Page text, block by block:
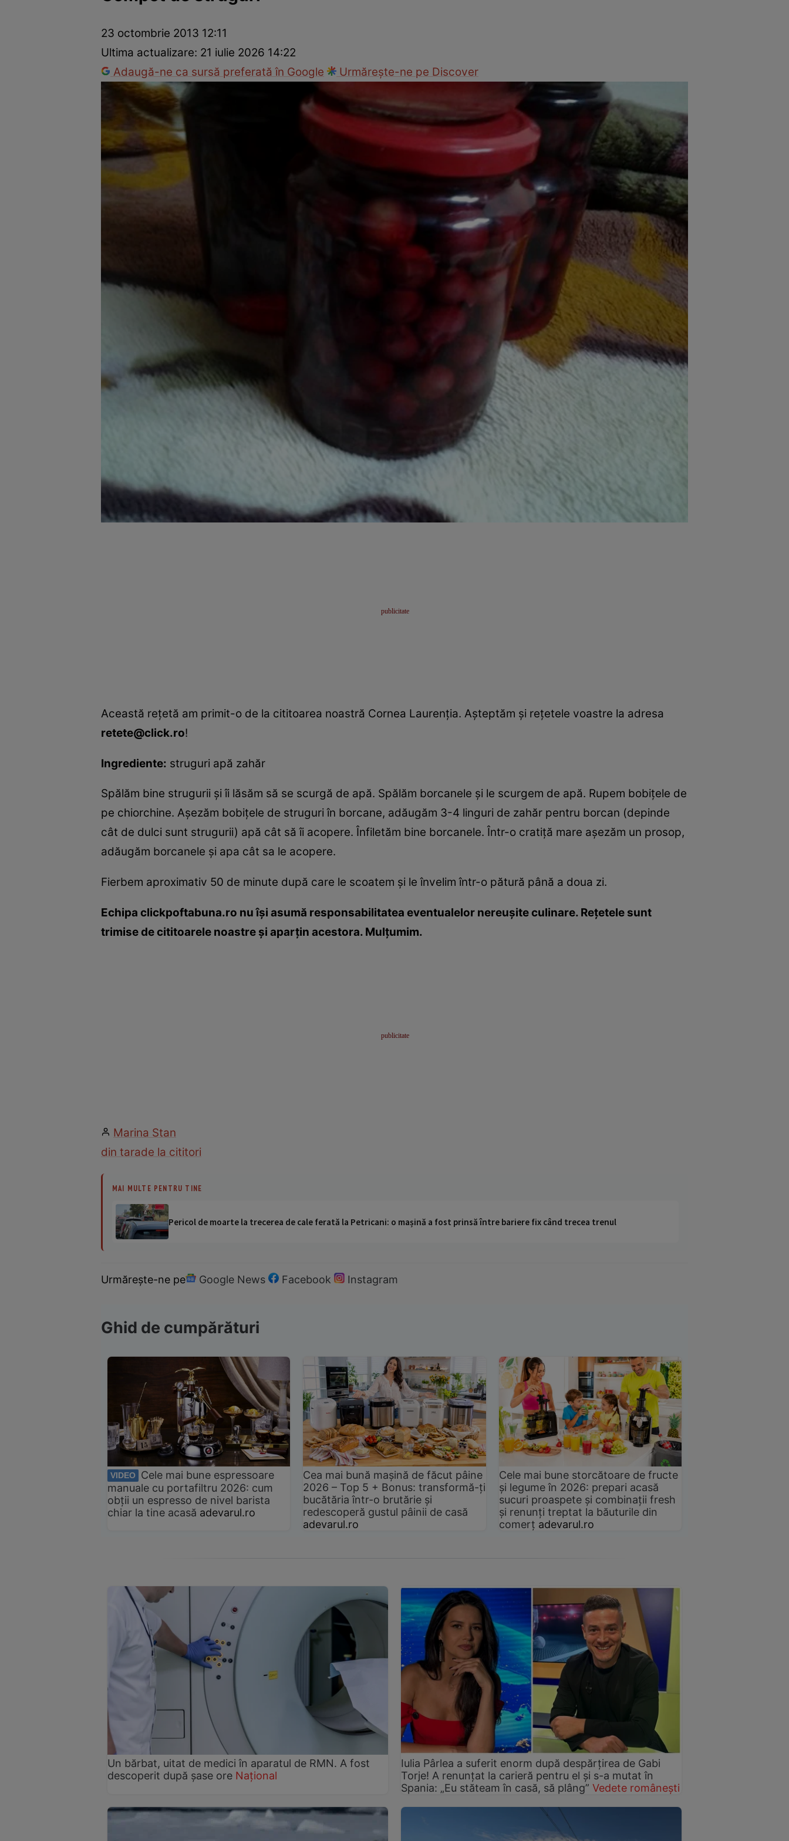
Mâncăruri rapideRețete cu legume
23 octombrie 2013 12:11
Ultima actualizare: 21 iulie 2026 14:22
Adaugă-ne ca sursă preferată în Google
Urmărește-ne pe Discover
Această reţetă am primit-o de la cititoarea noastră Cornea Laurenţia. Aşteptăm şi reţetele voastre la adresa
retete@click.ro!
Ingrediente: struguri apă zahăr
Spălăm bine strugurii şi îi lăsăm să se scurgă de apă. Spălăm borcanele şi le scurgem de apă. Rupem bobiţele de
pe chiorchine. Aşezăm bobiţele de struguri în borcane, adăugăm 3-4 linguri de zahăr pentru borcan (depinde
cât de dulci sunt strugurii) apă cât să îi acopere. Înfiletăm bine borcanele. Într-o cratiţă mare aşezăm un prosop,
adăugăm borcanele şi apa cât sa le acopere.
Fierbem aproximativ 50 de minute după care le scoatem şi le învelim într-o pătură până a doua zi.
Echipa clickpoftabuna.ro nu îşi asumă responsabilitatea eventualelor nereuşite culinare. Reţetele sunt
trimise de cititoarele noastre şi aparţin acestora. Mulţumim.
Marina Stan
din tarade la cititori
MAI MULTE PENTRU TINE
Pericol de moarte la trecerea de cale ferată la Petricani: o mașină a fost prinsă între bariere fix când trecea trenul
Urmărește-ne pe Google News Facebook Instagram
Ghid de cumpărături
VIDEO
Cele mai bune espressoare
manuale cu portafiltru 2026: cum
obții un espresso de nivel barista
chiar la tine acasă adevarul.ro
Cea mai bună mașină de făcut pâine
2026 – Top 5 + Bonus: transformă-ți
bucătăria într-o brutărie și
redescoperă gustul pâinii de casă
adevarul.ro
Cele mai bune storcătoare de fructe
și legume în 2026: prepari acasă
sucuri proaspete și combinații fresh
și renunți treptat la băuturile din
comerț adevarul.ro
Un bărbat, uitat de medici în aparatul de RMN. A fost
descoperit după șase ore Național
Iulia Pârlea a suferit enorm după despărțirea de Gabi
Torje! A renunțat la carieră pentru el și s-a mutat în
Spania: „Eu stăteam în casă, să plâng” Vedete românești